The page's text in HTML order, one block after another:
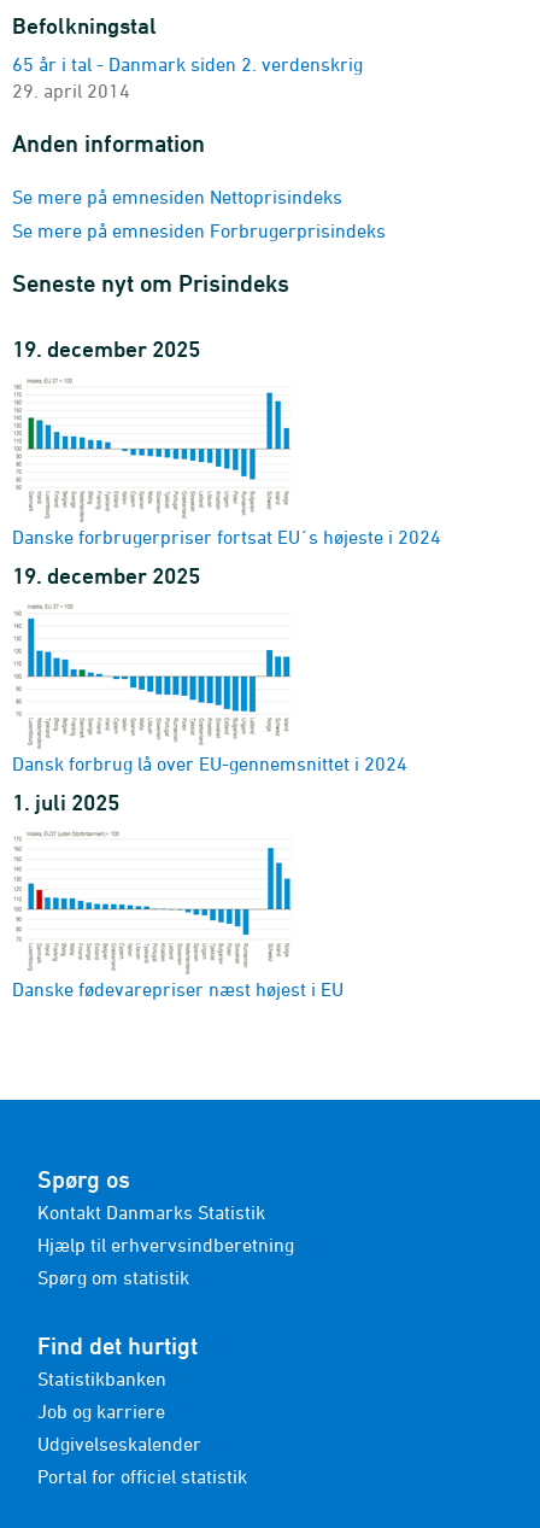
type
1900-2025 - Indeks
Forbrugerprisindeks, gennemsnitlig årlig inflation
type
Befolkningstal
65 år i tal - Danmark siden 2. verdenskrig
29. april 2014
Anden information
Se mere på emnesiden Nettoprisindeks
Se mere på emnesiden Forbrugerprisindeks
Seneste nyt om Prisindeks
19. december 2025
Danske forbrugerpriser fortsat EU´s højeste i 2024
19. december 2025
Dansk forbrug lå over EU-gennemsnittet i 2024
1. juli 2025
Danske fødevarepriser næst højest i EU
Spørg os
Kontakt Danmarks Statistik
Hjælp til erhvervsindberetning
Spørg om statistik
Find det hurtigt
Statistikbanken
Job og karriere
Udgivelseskalender
Portal for officiel statistik